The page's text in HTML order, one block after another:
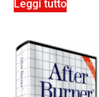
Leggi tutto